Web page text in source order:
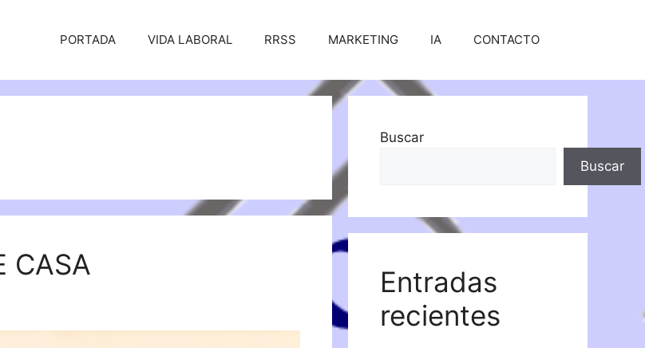
PORTADA VIDA LABORAL RRSS MARKETING IA CONTACTO
CASA
Buscar
Buscar
Entradas
recientes